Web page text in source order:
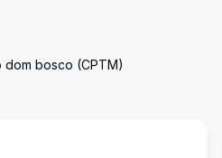
bosco (CPTM)